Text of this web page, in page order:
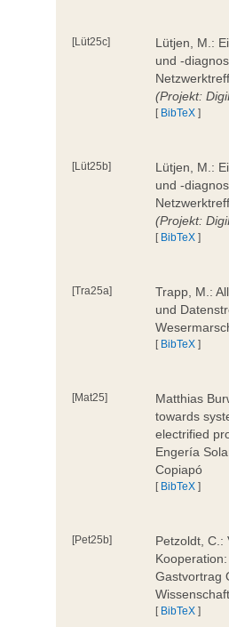
[Lüt25c]
Lütjen, M.:
und -
(Projekt:
[ BibTeX ]
[Lüt25b]
Lütjen, M.:
und -
(Projekt:
[ BibTeX ]
[Tra25a]
Trapp, M.:
und
[ BibTeX ]
[Mat25]
Matthias
towards
electrified
Engería
Copiapó
[ BibTeX ]
[Pet25b]
Petzoldt, C.:
Gastvortrag
[ BibTeX ]